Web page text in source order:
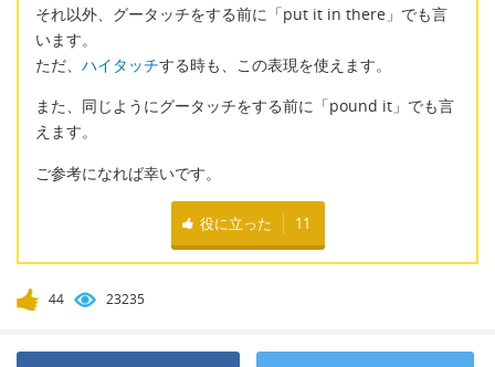
それ以外、グータッチをする前に「put it in there」でも言
います。
ただ、 ハイタッチする時も、この表現を使えます。
また、同じようにグータッチをする前に「pound it」でも言
えます。
ご参考になれば幸いです。
役に立った 11
44 23235